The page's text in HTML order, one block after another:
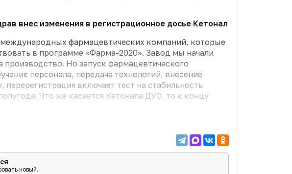
внес изменения в регистрационное досье Кетонал ДУО и
фармацевтических компаний, которые
в программе «Фарма-2020». Завод мы начали
производство. Но запуск фармацевтического
персонала, передача технологий, внесение
включает тест на стабильность
Что же касается Кетонала ДУО, то к концу
новый.